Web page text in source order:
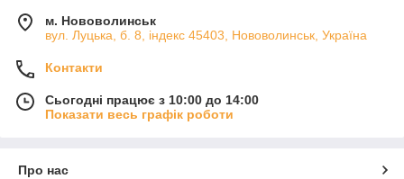
м. Нововолинськ
вул. Луцька, б. 8, індекс 45403, Нововолинськ, Україна
Контакти
Сьогодні працює з 10:00 до 14:00
Показати весь графік роботи
Про нас